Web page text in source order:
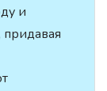
и
придавая